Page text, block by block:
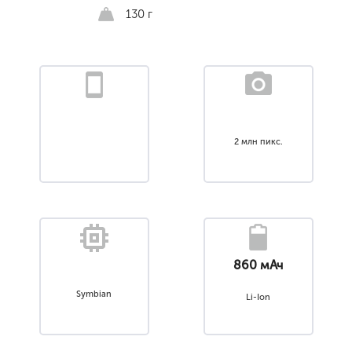
130 г
2 млн пикс.
Symbian
860 мАч
Li-Ion